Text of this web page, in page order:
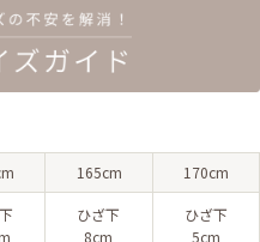
165cm 170cm
ひざ下
8cm
ひざ下
5cm